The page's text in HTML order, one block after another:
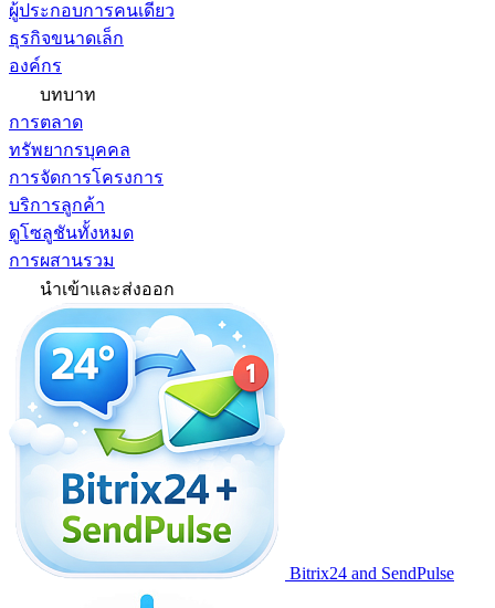
ผู้ประกอบการคนเดียว
ธุรกิจขนาดเล็ก
องค์กร
บทบาท
การตลาด
ทรัพยากรบุคคล
การจัดการโครงการ
บริการลูกค้า
ดูโซลูชันทั้งหมด
การผสานรวม
นำเข้าและส่งออก
Bitrix24 and SendPulse